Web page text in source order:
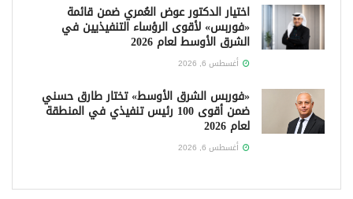
اختيار الدكتور عوض العُمري ضمن قائمة
«فوربس» لأقوى الرؤساء التنفيذيين في
الشرق الأوسط لعام 2026
أغسطس 6, 2026
«فوربس الشرق الأوسط» تختار طارق حسني
ضمن أقوى 100 رئيس تنفيذي في المنطقة
لعام 2026
أغسطس 6, 2026